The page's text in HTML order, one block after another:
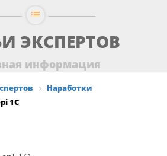
ЭКСПЕРТОВ
информация
Наработки
1С